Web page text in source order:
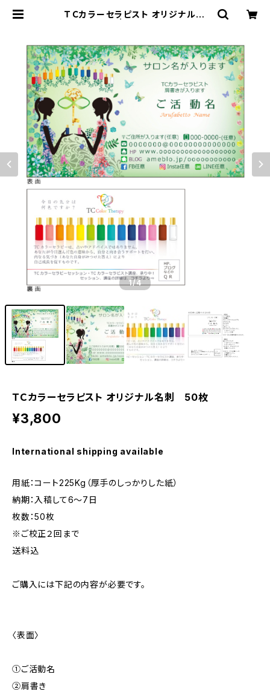
ＴＣカラーセラピスト オリジナル名
1/4
ＴＣカラーセラピスト オリジナル名刺 50枚
¥3,800
International shipping available
用紙：コート225Kg（厚手のしっかりした紙）
納期：入稿して6～7日
枚数：50枚
※ご校正２回まで
送料込
ご購入には下記の内容が必要です。
〈表面〉
①ご活動名
②肩書き